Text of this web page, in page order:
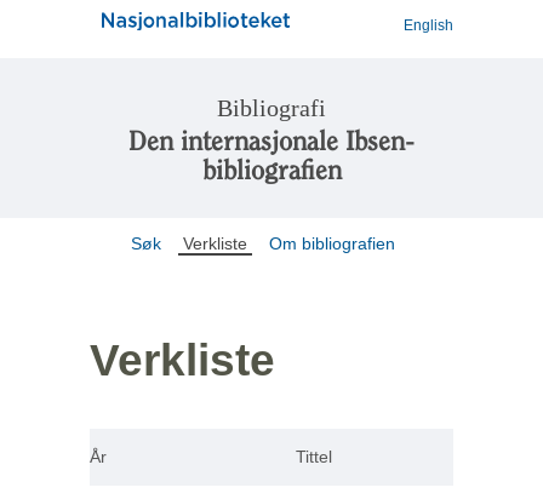
English
Bibliografi
Den internasjonale Ibsen-
bibliografien
Søk Verkliste Om bibliografien
Verkliste
År Tittel